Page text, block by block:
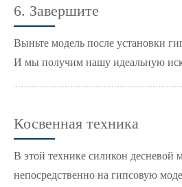
6. Завершите
Выньте модель после установки
И мы получим нашу идеальную
Косвенная техника
В этой технике силикон десневой
непосредственно на гипсовую